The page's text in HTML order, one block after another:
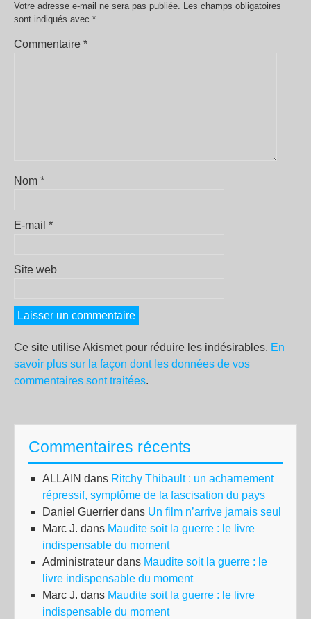
Votre adresse e-mail ne sera pas publiée. Les champs obligatoires
sont indiqués avec *
Commentaire *
Nom *
E-mail *
Site web
Ce site utilise Akismet pour réduire les indésirables. En
savoir plus sur la façon dont les données de vos
commentaires sont traitées.
Commentaires récents
ALLAIN dans Ritchy Thibault : un acharnement
répressif, symptôme de la fascisation du pays
Daniel Guerrier dans Un film n’arrive jamais seul
Marc J. dans Maudite soit la guerre : le livre
indispensable du moment
Administrateur dans Maudite soit la guerre : le
livre indispensable du moment
Marc J. dans Maudite soit la guerre : le livre
indispensable du moment